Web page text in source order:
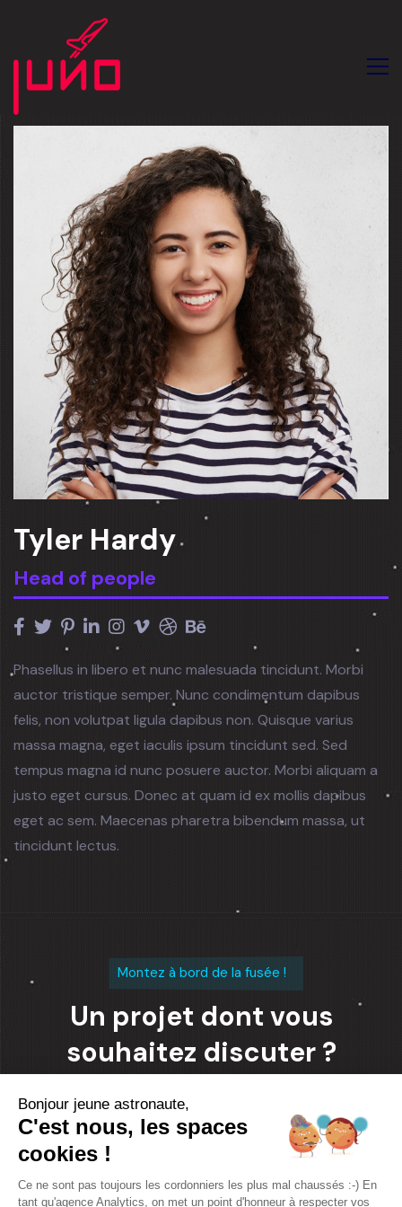
Tyler Hardy
Head of people
Phasellus in libero et nunc malesuada tincidunt. Morbi
auctor tristique semper. Nunc condimentum dapibus
felis, non volutpat ligula dapibus non. Quisque varius
massa magna, eget iaculis ipsum tincidunt sed. Sed
tempus magna id nunc posuere auctor. Morbi aliquam a
justo eget cursus. Donec at quam id ex mollis dapibus
eget ac sem. Maecenas pharetra bibendum massa, ut
tincidunt lectus.
Montez à bord de la fusée !
Un projet dont vous
souhaitez discuter ?
Contacter l'équipe
Bonjour jeune astronaute,
C'est nous, les spaces
cookies !
Ce ne sont pas toujours les cordonniers les plus mal chaussés :-) En
tant qu'agence Analytics, on met un point d'honneur à respecter vos